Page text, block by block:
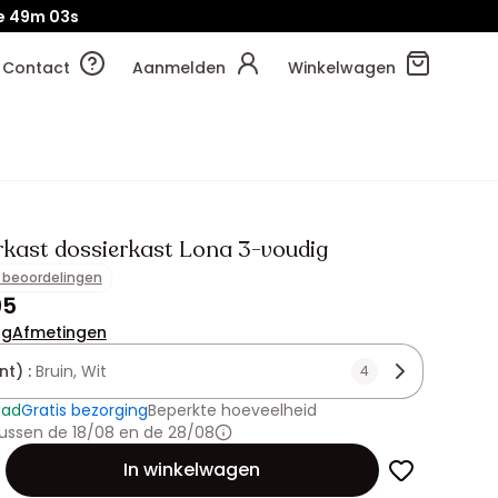
49m 01s
Contact Aanmelden Winkelwagen
dossierkast Lona 3-voudig
beoordelingen
Afmetingen
:Bruin, Wit 4
Gratis bezorgingBeperkte hoeveelheid
de 18/08 en de 28/08
In winkelwagen